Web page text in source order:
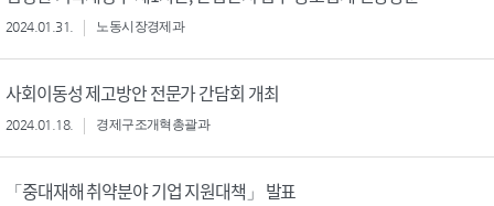
2024.01.31. 노동시장경제과
사회이동성 제고방안 전문가 간담회 개최
2024.01.18. 경제구조개혁총괄과
「중대재해 취약분야 기업 지원대책」 발표